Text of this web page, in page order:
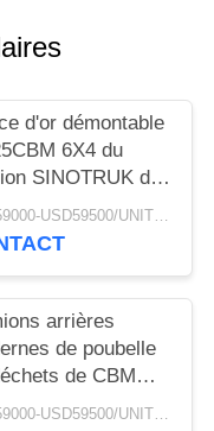
d'or démontable
6X4 du
SINOTRUK de
de place USD59000-USD59500/UNIT)negotiation MOQ:1 UNITÉ
arrières
de poubelle
de CBM
USD59000-USD59500/UNIT)negotiation MOQ:1 UNITÉ